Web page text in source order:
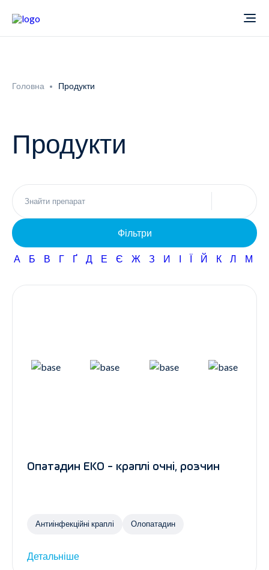
Новини
Неврологія
Фармаконагляд
Кар'єра
Головна Продукти
Продукти
Фільтри
А Б В Г Ґ Д Е Є Ж З И І Ї Й К Л М
Опатадин ЕКО - краплі очні, розчин
Антиінфекційні краплі Олопатадин
Детальніше